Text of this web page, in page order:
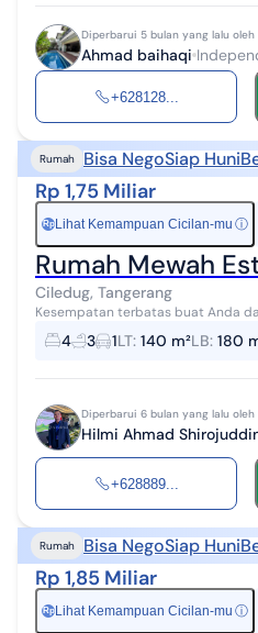
Diperbarui 5 bulan yang lalu oleh
Ahmad baihaqi
+628128...
Rumah Bisa NegoSiap Huni
Rp 1,75 Miliar
Rp Lihat Kemampuan Cicilan-mu ⓘ
Rumah Mewah
Ciledug, Tangerang
Kesempatan terbatas buat Anda
return investasi tinggi di Ciledug, Tangerang. Rumah ini
lokasi yang strateg...
4 3 1LT: 140 m²LB: 180
Diperbarui 6 bulan yang lalu oleh
Hilmi Ahmad
+628889...
Rumah Bisa NegoSiap Huni
Rp 1,85 Miliar
Rp Lihat Kemampuan Cicilan-mu ⓘ